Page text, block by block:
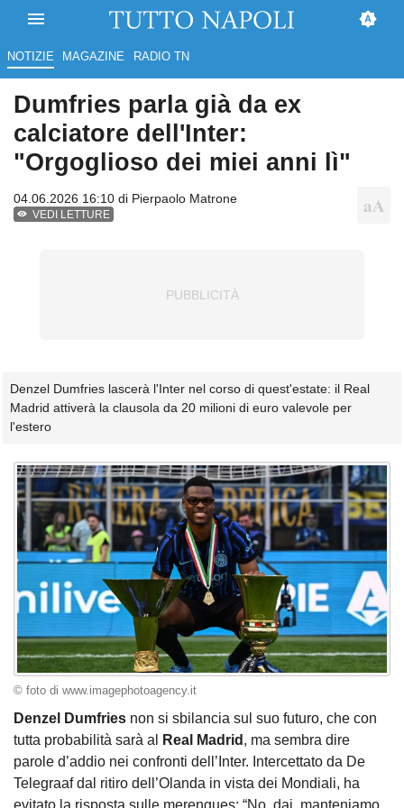
NOTIZIE MAGAZINE RADIO TN
Dumfries parla già da ex
calciatore dell'Inter:
"Orgoglioso dei miei anni lì"
04.06.2026 16:10 di Pierpaolo Matrone
VEDI LETTURE
Denzel Dumfries lascerà l'Inter nel corso di quest'estate: il Real
Madrid attiverà la clausola da 20 milioni di euro valevole per
l'estero
© foto di www.imagephotoagency.it
Denzel Dumfries non si sbilancia sul suo futuro, che con
tutta probabilità sarà al
Real Madrid , ma sembra dire
parole d’addio nei confronti dell’Inter. Intercettato da De
Telegraaf dal ritiro dell’Olanda in vista dei Mondiali, ha